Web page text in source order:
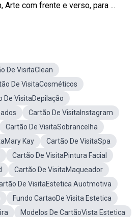
com frente e verso, para ...
De VisitaClean
De VisitaCosméticos
De VisitaDepilação
Cartão De VisitaInstagram
Cartão De VisitaSobrancelha
Kay
Cartão De VisitaSpa
Cartão De VisitaPintura Facial
Cartão De VisitaMaqueador
De VisitaEstetica Auotmotiva
Fundo CartaoDe Visita Estetica
Modelos De CartãoVista Estetica